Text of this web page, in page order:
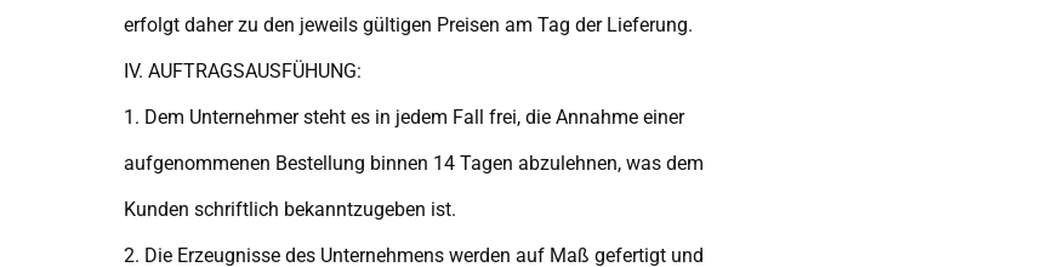
erfolgt daher zu den jeweils gültigen Preisen am Tag der Lieferung.
IV. AUFTRAGSAUSFÜHUNG:
1. Dem Unternehmer steht es in jedem Fall frei, die Annahme einer
aufgenommenen Bestellung binnen 14 Tagen abzulehnen, was dem
Kunden schriftlich bekanntzugeben ist.
2. Die Erzeugnisse des Unternehmens werden auf Maß gefertigt und